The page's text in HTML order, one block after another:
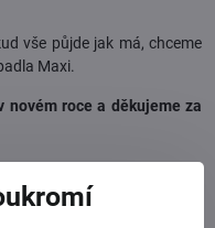
vše půjde jak má, chceme
Maxi.
roce a děkujeme za